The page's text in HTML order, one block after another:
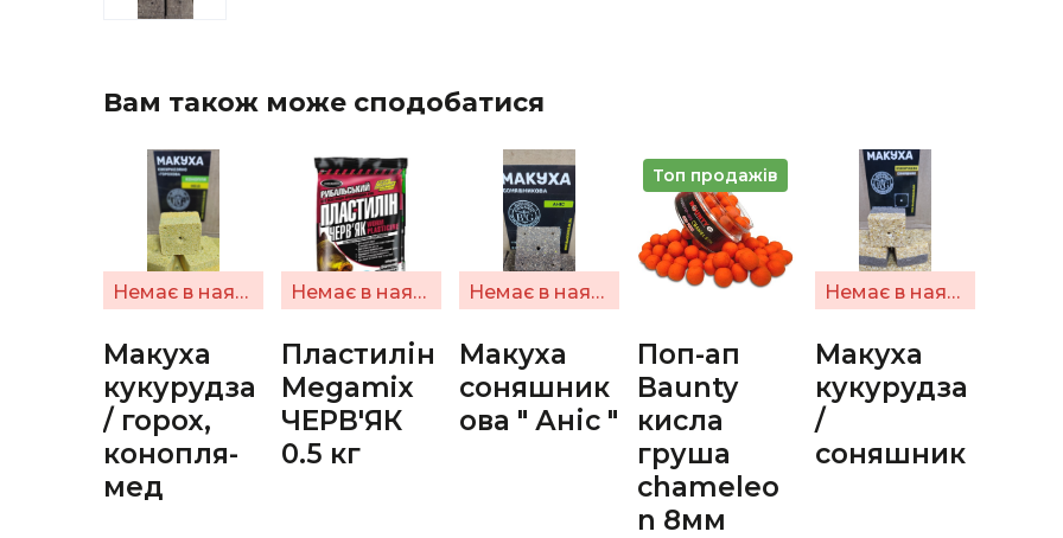
Вам також може сподобатися
Немає в наявності
Макуха
кукурудза
/ горох,
конопля-
мед
Немає в наявності
Пластилін
Megamix
ЧЕРВ'ЯК
0.5 кг
Немає в наявності
Макуха
соняшник
ова " Аніс "
Топ продажів
Поп-ап
Baunty
кисла
груша
chameleo
n 8мм
Немає в наявності
Макуха
кукурудза
/
соняшник